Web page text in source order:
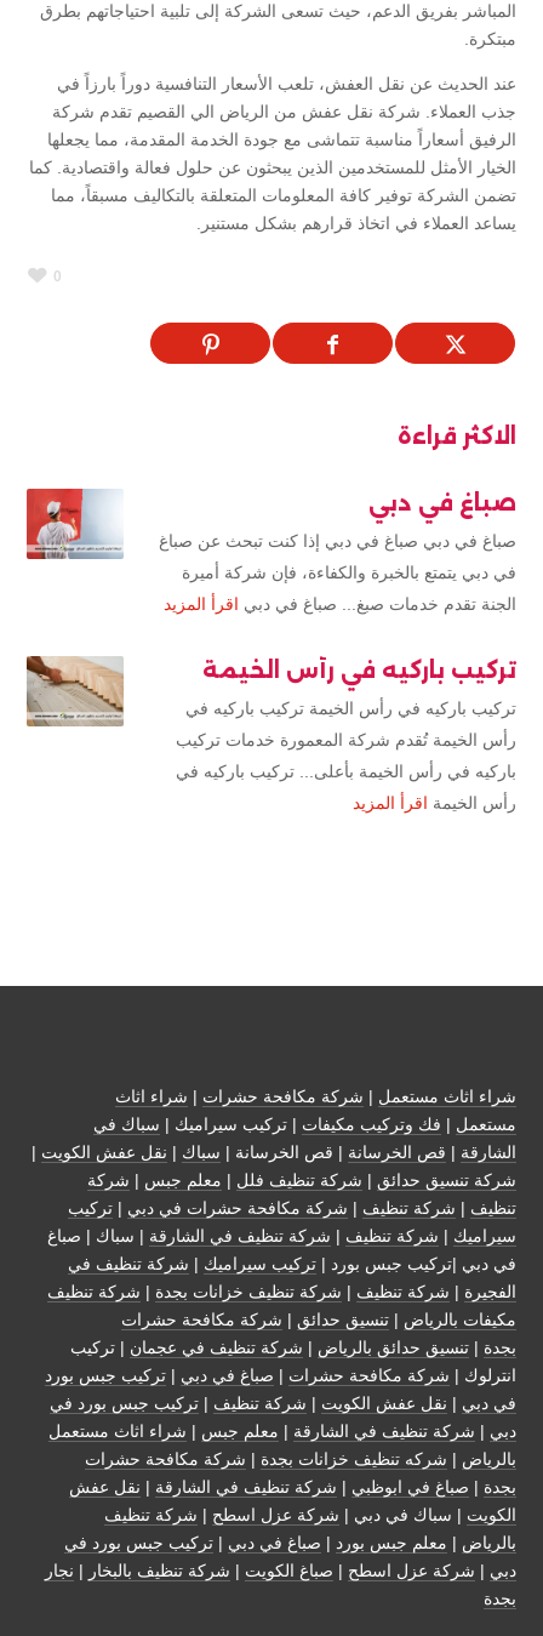
المباشر بفريق الدعم، حيث تسعى الشركة إلى تلبية احتياجاتهم بطرق
مبتكرة.
عند الحديث عن نقل العفش، تلعب الأسعار التنافسية دوراً بارزاً في
جذب العملاء. شركة نقل عفش من الرياض الي القصيم تقدم شركة
الرفيق أسعاراً مناسبة تتماشى مع جودة الخدمة المقدمة، مما يجعلها
الخيار الأمثل للمستخدمين الذين يبحثون عن حلول فعالة واقتصادية. كما
تضمن الشركة توفير كافة المعلومات المتعلقة بالتكاليف مسبقاً، مما
يساعد العملاء في اتخاذ قرارهم بشكل مستنير.
0
الاكثر قراءة
صباغ في دبي
صباغ في دبي صباغ في دبي إذا كنت تبحث عن صباغ
في دبي يتمتع بالخبرة والكفاءة، فإن شركة أميرة
الجنة تقدم خدمات صبغ... صباغ في دبي اقرأ المزيد
تركيب باركيه في رأس الخيمة
تركيب باركيه في رأس الخيمة تركيب باركيه في
رأس الخيمة تُقدم شركة المعمورة خدمات تركيب
باركيه في رأس الخيمة بأعلى... تركيب باركيه في
رأس الخيمة اقرأ المزيد
شراء اثاث مستعمل | شركة مكافحة حشرات | شراء اثاث
مستعمل | فك وتركيب مكيفات | تركيب سيراميك | سباك في
الشارقة | قص الخرسانة | قص الخرسانة | سباك | نقل عفش الكويت |
شركة تنسيق حدائق | شركة تنظيف فلل | معلم جبس | شركة
تنظيف | شركة تنظيف | شركة مكافحة حشرات في دبي | تركيب
سيراميك | شركة تنظيف | شركة تنظيف في الشارقة | سباك | صباغ
في دبي |تركيب جبس بورد | تركيب سيراميك | شركة تنظيف في
الفجيرة | شركة تنظيف | شركة تنظيف خزانات بجدة | شركة تنظيف
مكيفات بالرياض | تنسيق حدائق | شركة مكافحة حشرات
بجدة | تنسيق حدائق بالرياض | شركة تنظيف في عجمان | تركيب
انترلوك | شركة مكافحة حشرات | صباغ في دبي | تركيب جبس بورد
في دبي | نقل عفش الكويت | شركة تنظيف | تركيب جبس بورد في
دبي | شركة تنظيف في الشارقة | معلم جبس | شراء اثاث مستعمل
بالرياض | شركه تنظيف خزانات بجدة | شركة مكافحة حشرات
بجدة | صباغ في ابوظبي | شركة تنظيف في الشارقة | نقل عفش
الكويت | سباك في دبي | شركة عزل اسطح | شركة تنظيف
بالرياض | معلم جبس بورد | صباغ في دبي | تركيب جبس بورد في
دبي | شركة عزل اسطح | صباغ الكويت | شركة تنظيف بالبخار | نجار
بجدة